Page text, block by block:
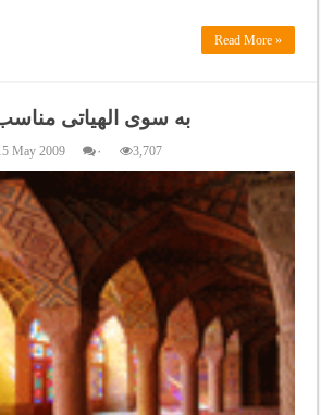
Read More »
به سوی الهیاتی
May 2009 ۰ 3,707